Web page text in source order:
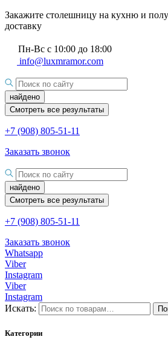
Закажите столешницу на кухню и
доставку
Пн-Вс с 10:00 до 18:00
info@luxmramor.com
найдено
Смотреть все результаты
+7 (908) 805-51-11
Заказать звонок
найдено
Смотреть все результаты
+7 (908) 805-51-11
Заказать звонок
Whatsapp
Viber
Instagram
Viber
Instagram
Искать:
Категории